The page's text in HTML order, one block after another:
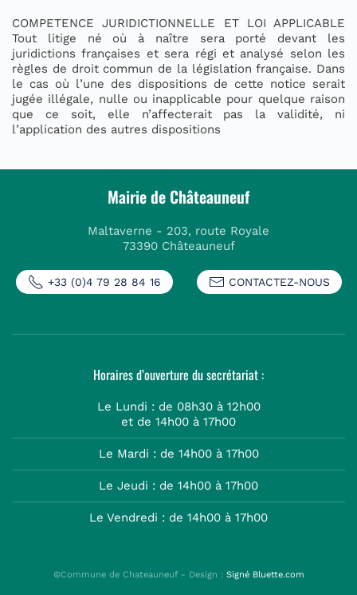
COMPETENCE JURIDICTIONNELLE ET LOI APPLICABLE
Tout litige né où à naître sera porté devant les
juridictions françaises et sera régi et analysé selon les
règles de droit commun de la législation française. Dans
le cas où l’une des dispositions de cette notice serait
jugée illégale, nulle ou inapplicable pour quelque raison
que ce soit, elle n’affecterait pas la validité, ni
l’application des autres dispositions
Mairie de Châteauneuf
Maltaverne - 203, route Royale
73390 Châteauneuf
+33 (0)4 79 28 84 16 CONTACTEZ-NOUS
Horaires d’ouverture du secrétariat :
Le Lundi : de 08h30 à 12h00
et de 14h00 à 17h00
Le Mardi : de 14h00 à 17h00
Le Jeudi : de 14h00 à 17h00
Le Vendredi : de 14h00 à 17h00
©Commune de Chateauneuf - Design : Signé Bluette.com